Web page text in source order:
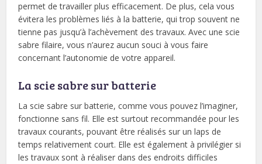
permet de travailler plus efficacement. De plus, cela vous
évitera les problèmes liés à la batterie, qui trop souvent ne
tienne pas jusqu’à l’achèvement des travaux. Avec une scie
sabre filaire, vous n’aurez aucun souci à vous faire
concernant l’autonomie de votre appareil.
La scie sabre sur batterie
La scie sabre sur batterie, comme vous pouvez l’imaginer,
fonctionne sans fil. Elle est surtout recommandée pour les
travaux courants, pouvant être réalisés sur un laps de
temps relativement court. Elle est également à privilégier si
les travaux sont à réaliser dans des endroits difficiles